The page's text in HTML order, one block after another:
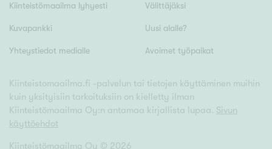
Kiinteistömaailma lyhyesti
Kuvapankki
Yhteystiedot medialle
Välittäjäksi
Uusi alalle?
Avoimet työpaikat
Kiinteistomaailma.fi -palvelun tai tietojen käyttäminen muihin
kuin yksityisiin tarkoituksiin on kielletty ilman
Kiinteistömaailma Oy:n antamaa kirjallista lupaa. Sivun
käyttöehdot
Kiinteistömaailma Oy © 2026